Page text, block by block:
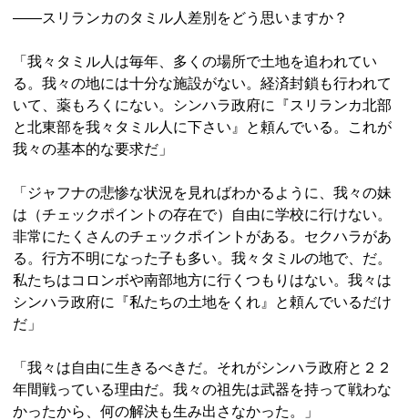
――スリランカのタミル人差別をどう思いますか？
「我々タミル人は毎年、多くの場所で土地を追われてい
る。我々の地には十分な施設がない。経済封鎖も行われて
いて、薬もろくにない。シンハラ政府に『スリランカ北部
と北東部を我々タミル人に下さい』と頼んでいる。これが
我々の基本的な要求だ」
「ジャフナの悲惨な状況を見ればわかるように、我々の妹
は（チェックポイントの存在で）自由に学校に行けない。
非常にたくさんのチェックポイントがある。セクハラがあ
る。行方不明になった子も多い。我々タミルの地で、だ。
私たちはコロンボや南部地方に行くつもりはない。我々は
シンハラ政府に『私たちの土地をくれ』と頼んでいるだけ
だ」
「我々は自由に生きるべきだ。それがシンハラ政府と２２
年間戦っている理由だ。我々の祖先は武器を持って戦わな
かったから、何の解決も生み出さなかった。」